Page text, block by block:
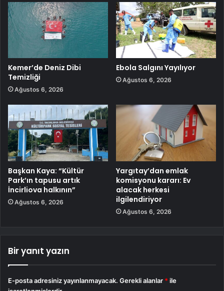
Kemer’de Deniz Dibi
Temizliği
Ağustos 6, 2026
Ebola Salgını Yayılıyor
Ağustos 6, 2026
Başkan Kaya: “Kültür
Park’ın tapusu artık
İncirliova halkının”
Ağustos 6, 2026
Yargıtay’dan emlak
komisyonu kararı: Ev
alacak herkesi
ilgilendiriyor
Ağustos 6, 2026
Bir yanıt yazın
E-posta adresiniz yayınlanmayacak. Gerekli alanlar * ile